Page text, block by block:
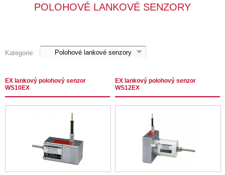
POLOHOVÉ LANKOVÉ SENZORY
Kategorie:
EX lankový polohový senzor
WS10EX
EX lankový polohový senzor
WS12EX